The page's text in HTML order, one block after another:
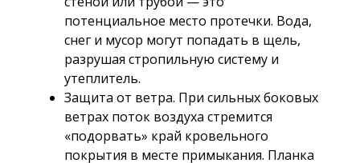
потенциальное место протечки. Вода,
снег и мусор могут попадать в щель,
разрушая стропильную систему и
утеплитель.
Защита от ветра. При сильных боковых
ветрах поток воздуха стремится
«подорвать» край кровельного
покрытия в месте примыкания. Планка